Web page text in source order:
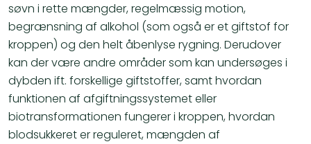
søvn i rette mængder, regelmæssig motion,
begrænsning af alkohol (som også er et giftstof for
kroppen) og den helt åbenlyse rygning. Derudover
kan der være andre områder som kan undersøges i
dybden ift. forskellige giftstoffer, samt hvordan
funktionen af afgiftningssystemet eller
biotransformationen fungerer i kroppen, hvordan
blodsukkeret er reguleret, mængden af